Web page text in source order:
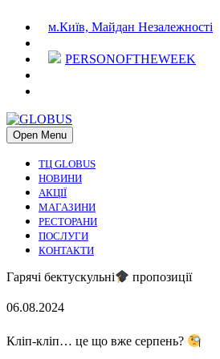
м.Київ, Майдан Незалежності
PERSONOFTHEWEEK
Open Menu
ТЦ GLOBUS
НОВИНИ
АКЦІЇ
МАГАЗИНИ
РЕСТОРАНИ
ПОСЛУГИ
КОНТАКТИ
Гарячі бектускульні пропозиції
06.08.2024
Кліп-кліп… це що вже серпень?